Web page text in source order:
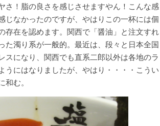
さ！脂の良さを感じさせますやん！こんな感
じなかったのですが、やはりこの一杯には個
存在を認めます。関西で「醤油」と注文すれ
た濁り系が一般的。最近は、段々と日本全国
スになり、関西でも直系二郎以外は各地のラ
うにはなりましたが、やはり・・・・こうい
和む。